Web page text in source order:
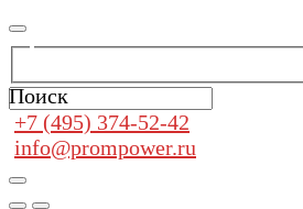
Поиск
+7 (495) 374-52-42
info@prompower.ru